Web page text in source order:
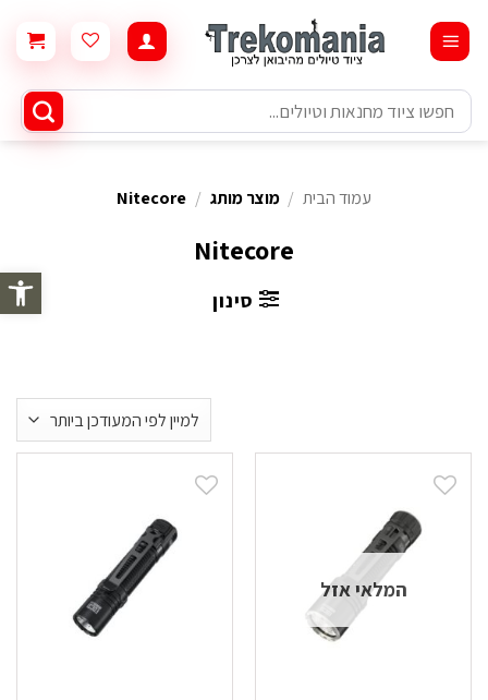
פתח
content
חיפוש
עבור:
Nitecore
עמוד הבית / מוצר מותג /
Nitecore
סינון
המלאי אזל